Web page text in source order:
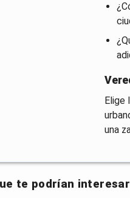
Elige
una
te podrían interesar